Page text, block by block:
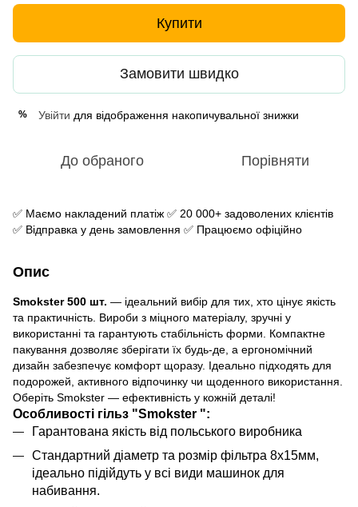
Купити
Замовити швидко
% Увійти для відображення накопичувальної знижки
До обраного Порівняти
✅ Маємо накладений платіж ✅ 20 000+ задоволених клієнтів
✅ Відправка у день замовлення ✅ Працюємо офіційно
Опис
Smokster 500 шт. — ідеальний вибір для тих, хто цінує якість
та практичність. Вироби з міцного матеріалу, зручні у
використанні та гарантують стабільність форми. Компактне
пакування дозволяє зберігати їх будь-де, а ергономічний
дизайн забезпечує комфорт щоразу. Ідеально підходять для
подорожей, активного відпочинку чи щоденного використання.
Оберіть Smokster — ефективність у кожній деталі!
Особливості гільз "Smokster ":
Гарантована якість від польського виробника
Стандартний діаметр та розмір фільтра 8х15мм,
ідеально підійдуть у всі види машинок для
набивання.